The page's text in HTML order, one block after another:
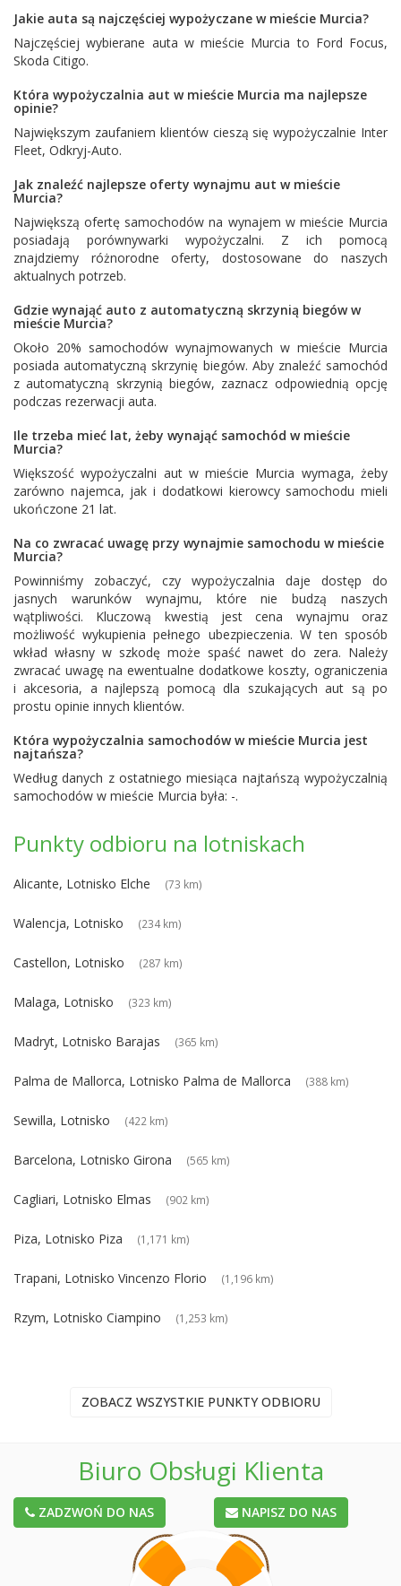
Jakie auta są najczęściej wypożyczane w mieście Murcia?
Najczęściej wybierane auta w mieście Murcia to Ford Focus,
Skoda Citigo.
Która wypożyczalnia aut w mieście Murcia ma najlepsze
opinie?
Największym zaufaniem klientów cieszą się wypożyczalnie Inter
Fleet, Odkryj-Auto.
Jak znaleźć najlepsze oferty wynajmu aut w mieście
Murcia?
Największą ofertę samochodów na wynajem w mieście Murcia
posiadają porównywarki wypożyczalni. Z ich pomocą
znajdziemy różnorodne oferty, dostosowane do naszych
aktualnych potrzeb.
Gdzie wynająć auto z automatyczną skrzynią biegów w
mieście Murcia?
Około 20% samochodów wynajmowanych w mieście Murcia
posiada automatyczną skrzynię biegów. Aby znaleźć samochód
z automatyczną skrzynią biegów, zaznacz odpowiednią opcję
podczas rezerwacji auta.
Ile trzeba mieć lat, żeby wynająć samochód w mieście
Murcia?
Większość wypożyczalni aut w mieście Murcia wymaga, żeby
zarówno najemca, jak i dodatkowi kierowcy samochodu mieli
ukończone 21 lat.
Na co zwracać uwagę przy wynajmie samochodu w mieście
Murcia?
Powinniśmy zobaczyć, czy wypożyczalnia daje dostęp do
jasnych warunków wynajmu, które nie budzą naszych
wątpliwości. Kluczową kwestią jest cena wynajmu oraz
możliwość wykupienia pełnego ubezpieczenia. W ten sposób
wkład własny w szkodę może spaść nawet do zera. Należy
zwracać uwagę na ewentualne dodatkowe koszty, ograniczenia
i akcesoria, a najlepszą pomocą dla szukających aut są po
prostu opinie innych klientów.
Która wypożyczalnia samochodów w mieście Murcia jest
najtańsza?
Według danych z ostatniego miesiąca najtańszą wypożyczalnią
samochodów w mieście Murcia była: -.
Punkty odbioru na lotniskach
Alicante, Lotnisko Elche (73 km)
Walencja, Lotnisko (234 km)
Castellon, Lotnisko (287 km)
Malaga, Lotnisko (323 km)
Madryt, Lotnisko Barajas (365 km)
Palma de Mallorca, Lotnisko Palma de Mallorca (388 km)
Sewilla, Lotnisko (422 km)
Barcelona, Lotnisko Girona (565 km)
Cagliari, Lotnisko Elmas (902 km)
Piza, Lotnisko Piza (1,171 km)
Trapani, Lotnisko Vincenzo Florio (1,196 km)
Rzym, Lotnisko Ciampino (1,253 km)
ZOBACZ WSZYSTKIE PUNKTY ODBIORU
Biuro Obsługi Klienta
ZADZWOŃ DO NAS NAPISZ DO NAS